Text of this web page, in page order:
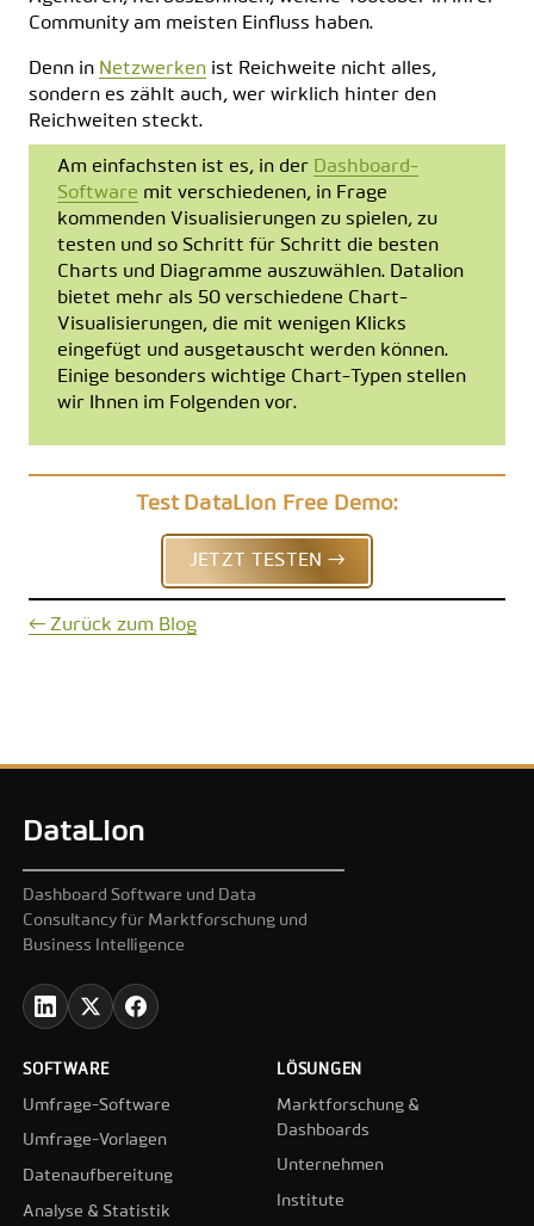
Community am meisten Einfluss haben.
Denn in Netzwerken ist Reichweite nicht alles,
sondern es zählt auch, wer wirklich hinter den
Reichweiten steckt.
Am einfachsten ist es, in der Dashboard-
Software mit verschiedenen, in Frage
kommenden Visualisierungen zu spielen, zu
testen und so Schritt für Schritt die besten
Charts und Diagramme auszuwählen. Datalion
bietet mehr als 50 verschiedene Chart-
Visualisierungen, die mit wenigen Klicks
eingefügt und ausgetauscht werden können.
Einige besonders wichtige Chart-Typen stellen
wir Ihnen im Folgenden vor.
Test DataLion Free Demo:
JETZT TESTEN →
← Zurück zum Blog
DataLion
Dashboard Software und Data
Consultancy für Marktforschung und
Business Intelligence
SOFTWARE
Umfrage-Software
Umfrage-Vorlagen
Datenaufbereitung
Analyse & Statistik
LÖSUNGEN
Marktforschung &
Dashboards
Unternehmen
Institute